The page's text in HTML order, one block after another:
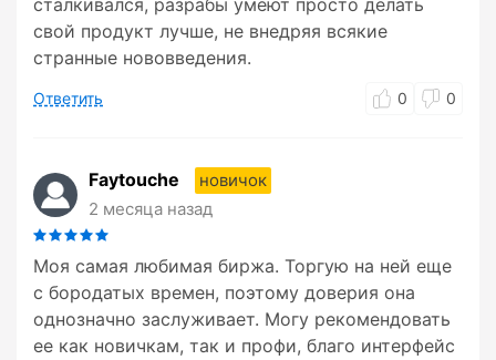
сталкивался, разрабы умеют просто делать
свой продукт лучше, не внедряя всякие
странные нововведения.
Ответить 0 0
Faytouche
новичок
2 месяца назад
Моя самая любимая биржа. Торгую на ней еще
с бородатых времен, поэтому доверия она
однозначно заслуживает. Могу рекомендовать
ее как новичкам, так и профи, благо интерфейс